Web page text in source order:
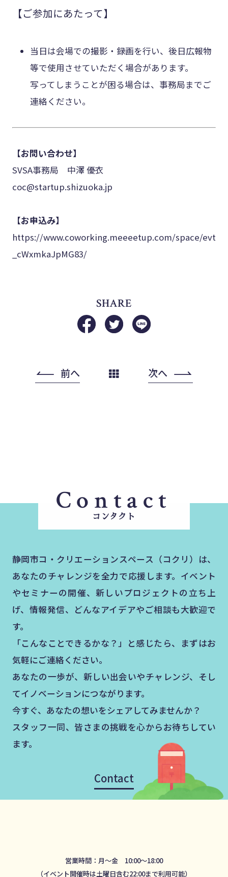
【ご参加にあたって】
当日は会場での撮影・録画を行い、後日広報物
等で使用させていただく場合があります。
写ってしまうことが困る場合は、事務局までご
連絡ください。
【お問い合わせ】
SVSA事務局 中澤 優衣
coc@startup.shizuoka.jp
【お申込み】
https://www.coworking.meeeetup.com/space/evt
_cWxmkaJpMG83/
SHARE
前へ 次へ
Contact
コンタクト
静岡市コ・クリエーションスペース（コクリ）は、
あなたのチャレンジを全力で応援します。イベント
やセミナーの開催、新しいプロジェクトの立ち上
げ、情報発信、どんなアイデアやご相談も大歓迎で
す。
「こんなことできるかな？」と感じたら、まずはお
気軽にご連絡ください。
あなたの一歩が、新しい出会いやチャレンジ、そし
てイノベーションにつながります。
今すぐ、あなたの想いをシェアしてみませんか？
スタッフ一同、皆さまの挑戦を心からお待ちしてい
ます。
Contact
営業時間：月～金 10:00～18:00
（イベント開催時は土曜日含む22:00まで利用可能）